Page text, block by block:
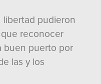
libertad pudieron
reconocer
buen puerto por
las y los